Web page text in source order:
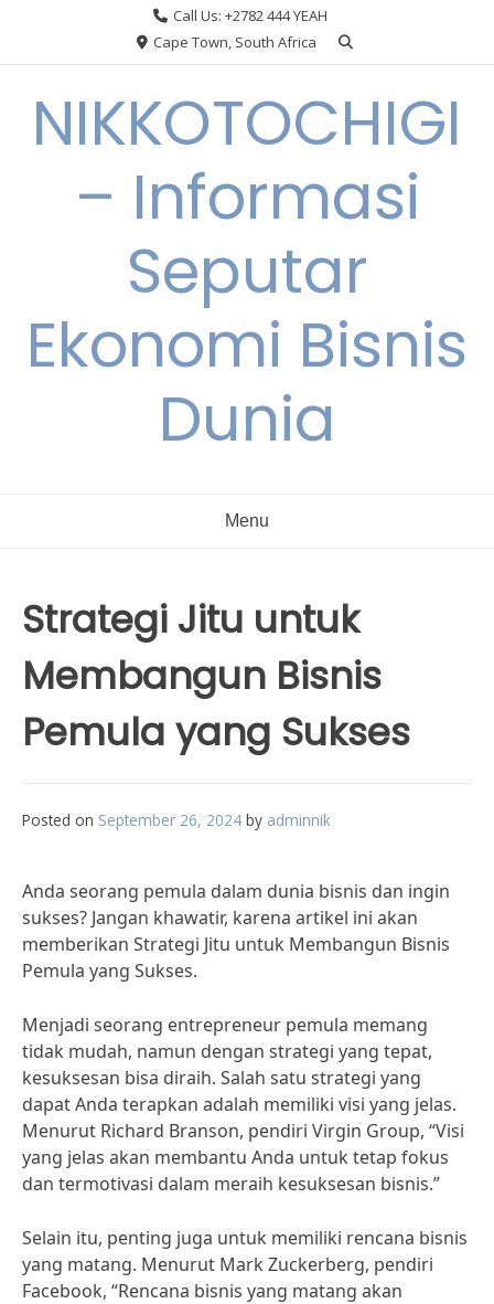
Call Us: +2782 444 YEAH
Cape Town, South Africa
NIKKOTOCHIGI
– Informasi
Seputar
Ekonomi Bisnis
Dunia
Menu
Strategi Jitu untuk
Membangun Bisnis
Pemula yang Sukses
Posted on September 26, 2024 by adminnik
Anda seorang pemula dalam dunia bisnis dan ingin
sukses? Jangan khawatir, karena artikel ini akan
memberikan Strategi Jitu untuk Membangun Bisnis
Pemula yang Sukses.
Menjadi seorang entrepreneur pemula memang
tidak mudah, namun dengan strategi yang tepat,
kesuksesan bisa diraih. Salah satu strategi yang
dapat Anda terapkan adalah memiliki visi yang jelas.
Menurut Richard Branson, pendiri Virgin Group, “Visi
yang jelas akan membantu Anda untuk tetap fokus
dan termotivasi dalam meraih kesuksesan bisnis.”
Selain itu, penting juga untuk memiliki rencana bisnis
yang matang. Menurut Mark Zuckerberg, pendiri
Facebook, “Rencana bisnis yang matang akan